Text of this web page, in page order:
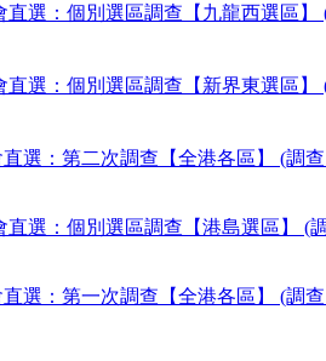
直選：個別選區調查【九龍西選區】
直選：個別選區調查【新界東選區】
選：第二次調查【全港各區】 (調
直選：個別選區調查【港島選區】 (
選：第一次調查【全港各區】 (調